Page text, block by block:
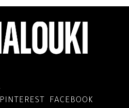
PINTEREST
FACEBOOK